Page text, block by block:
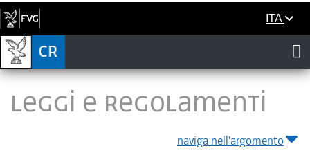
ITA
LEGGI E REGOLAMENTI
naviga nell'argomento